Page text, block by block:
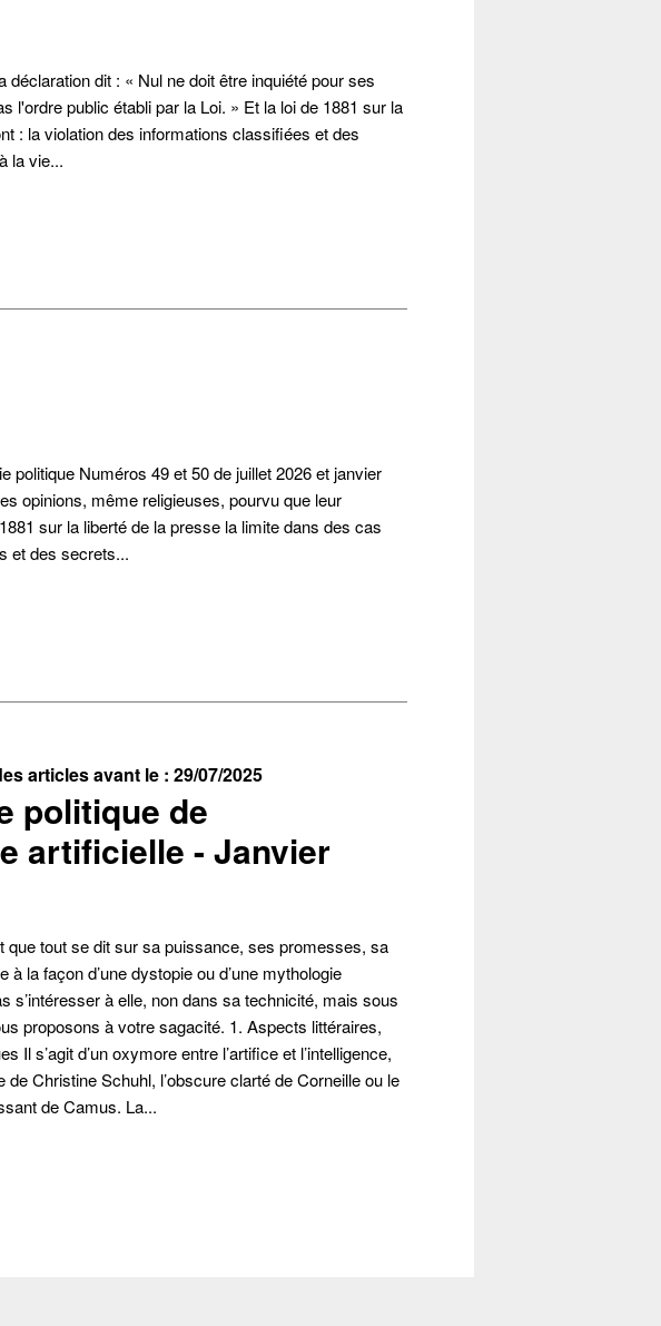
déclaration dit : « Nul ne doit être inquiété pour ses
l'ordre public établi par la Loi. » Et la loi de 1881 sur la
: la violation des informations classifiées et des
la vie...
politique Numéros 49 et 50 de juillet 2026 et janvier
opinions, même religieuses, pourvu que leur
sur la liberté de la presse la limite dans des cas
et des secrets...
articles avant le : 29/07/2025
politique de
artificielle - Janvier
que tout se dit sur sa puissance, ses promesses, sa
à la façon d’une dystopie ou d’une mythologie
s’intéresser à elle, non dans sa technicité, mais sous
proposons à votre sagacité. 1. Aspects littéraires,
Il s’agit d’un oxymore entre l’artifice et l’intelligence,
Christine Schuhl, l’obscure clarté de Corneille ou le
de Camus. La...